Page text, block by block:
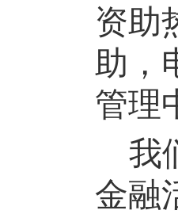
资助
助，
管理
我
金融